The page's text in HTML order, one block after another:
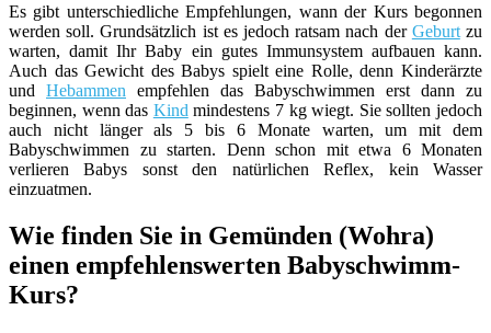
Es gibt unterschiedliche Empfehlungen, wann der Kurs begonnen
werden soll. Grundsätzlich ist es jedoch ratsam nach der Geburtzu
warten, damit Ihr Baby ein gutes Immunsystem aufbauen kann.
Auch das Gewicht des Babys spielt eine Rolle, denn Kinderärzte
und Hebammen empfehlen das Babyschwimmen erst dann zu
beginnen, wenn das Kind mindestens 7 kg wiegt. Sie sollten jedoch
auch nicht länger als 5 bis 6 Monate warten, um mit dem
Babyschwimmen zu starten. Denn schon mit etwa 6 Monaten
verlieren Babys sonst den natürlichen Reflex, kein Wasser
einzuatmen.
Wie finden Sie in Gemünden (Wohra)
einen empfehlenswerten Babyschwimm-
Kurs?